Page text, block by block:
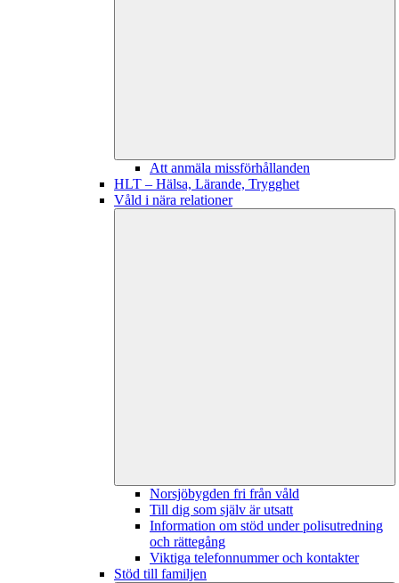
Att anmäla missförhållanden
HLT – Hälsa, Lärande, Trygghet
Våld i nära relationer
Norsjöbygden fri från våld
Till dig som själv är utsatt
Information om stöd under polisutredning
och rättegång
Viktiga telefonnummer och kontakter
Stöd till familjen